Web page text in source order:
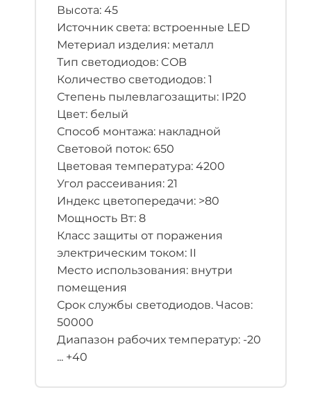
Высота: 45
Источник света: встроенные LED
Метериал изделия: металл
Тип светодиодов: COB
Количество светодиодов: 1
Степень пылевлагозащиты: IP20
Цвет: белый
Способ монтажа: накладной
Световой поток: 650
Цветовая температура: 4200
Угол рассеивания: 21
Индекс цветопередачи: >80
Мощность Вт: 8
Класс защиты от поражения
электрическим током: II
Место использования: внутри
помещения
Срок службы светодиодов. Часов:
50000
Диапазон рабочих температур: -20
... +40